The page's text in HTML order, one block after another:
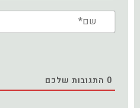
0 התגובות שלכם